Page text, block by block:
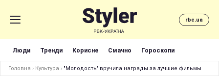
rbc.ua
Люди Тренди Корисне Смачно Гороскопи
Головна › Культура › "Молодость" вручила награды за лучшие фильмы